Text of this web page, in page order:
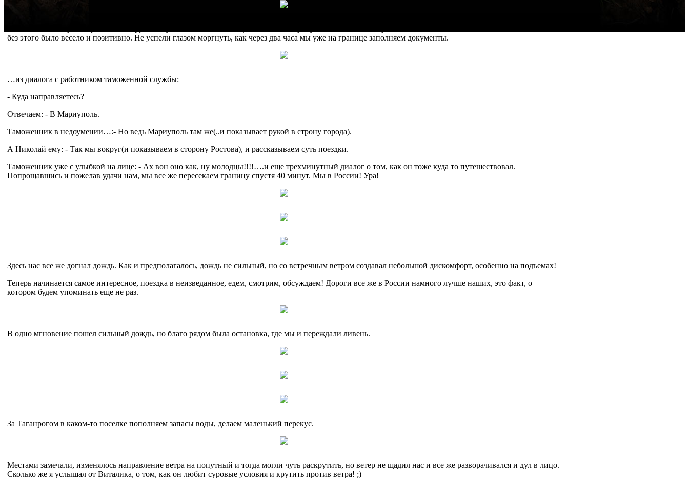
без этого было весело и позитивно. Не успели глазом моргнуть, как через два часа мы уже на границе заполняем документы.
…из диалога с работником таможенной службы:
- Куда направляетесь?
Отвечаем: - В Мариуполь.
Таможенник в недоумении…:- Но ведь Мариуполь там же(..и показывает рукой в строну города).
А Николай ему: - Так мы вокруг(и показываем в сторону Ростова), и рассказываем суть поездки.
Таможенник уже с улыбкой на лице: - Ах вон оно как, ну молодцы!!!!….и еще трехминутный диалог о том, как он тоже куда то путешествовал.
Попрощавшись и пожелав удачи нам, мы все же пересекаем границу спустя 40 минут. Мы в России! Ура!
Здесь нас все же догнал дождь. Как и предполагалось, дождь не сильный, но со встречным ветром создавал небольшой дискомфорт, особенно на подъемах!
Теперь начинается самое интересное, поездка в неизведанное, едем, смотрим, обсуждаем! Дороги все же в России намного лучше наших, это факт, о
котором будем упоминать еще не раз.
В одно мгновение пошел сильный дождь, но благо рядом была остановка, где мы и переждали ливень.
За Таганрогом в каком-то поселке пополняем запасы воды, делаем маленький перекус.
Местами замечали, изменялось направление ветра на попутный и тогда могли чуть раскрутить, но ветер не щадил нас и все же разворачивался и дул в лицо.
Сколько же я услышал от Виталика, о том, как он любит суровые условия и крутить против ветра! ;)